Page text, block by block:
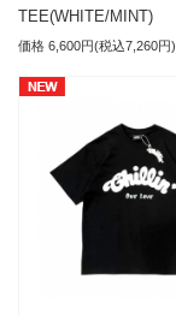
TEE(WHITE/MINT)
価格 6,600円(税込7,260円)